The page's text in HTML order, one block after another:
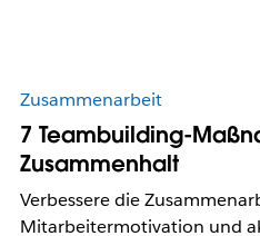
Zusammenarbeit
7 Teambuilding-
Zusammenhalt
Verbessere die
Mitarbeitermotivation und